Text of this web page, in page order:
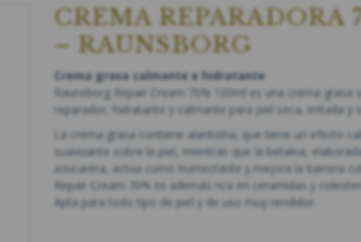
CREMA REPARADORA
– RAUNSBORG
Crema grasa calmante e hidratante
Raunsborg Repair Cream 70% 100ml es una crema grasa
reparador, hidratante y calmante para piel seca, irritada y
La crema grasa contiene alantoína, que tiene un efecto
suavizante sobre la piel, mientras que la betaína,
azucarera, actúa como humectante y mejora la barrera
Repair Cream 70% es además rica en ceramidas y
Apta para todo tipo de piel y de uso muy rendidor.